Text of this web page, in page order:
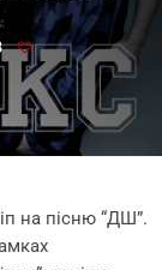
на пісню “ДШ”.